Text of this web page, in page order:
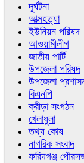
দূর্ঘটনা
আত্মহত্যা
ইউনিয়ন পরিষদ
আওয়ামীলীগ
জাতীয় পার্টি
উপজেলা পরিষদ
উপজেলা
বিএনপি
ক্রীড়া সংগঠন
খেলাধুলা
তথ্য কোষ
নাগরিক সংবাদ
ফরিদগঞ্জ